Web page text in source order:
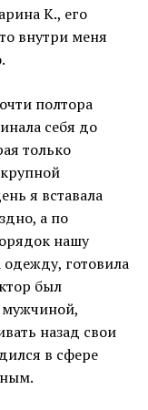
К., его
внутри меня
полтора
себя до
только
я вставала
а по
нашу
готовила
был
назад свои
в сфере